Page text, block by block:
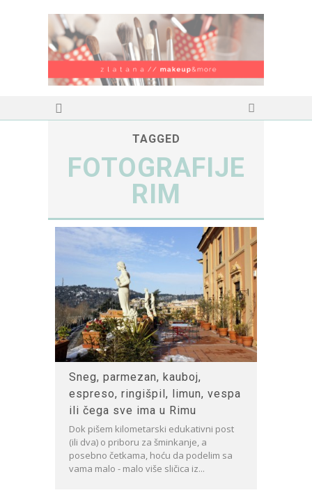
TAGGED
FOTOGRAFIJE
RIM
Sneg, parmezan, kauboj,
espreso, ringišpil, limun, vespa
ili čega sve ima u Rimu
Dok pišem kilometarski edukativni post
(ili dva) o priboru za šminkanje, a
posebno četkama, hoću da podelim sa
vama malo - malo više sličica iz...